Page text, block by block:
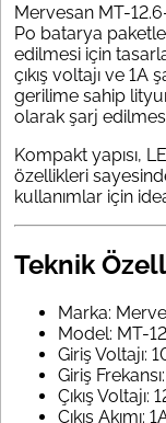
Mervesan MT-
Po batarya
edilmesi için
çıkış voltajı ve 1A
gerilime sahip
olarak şarj
Kompakt yapısı,
özellikleri
kullanımlar için
Teknik
Marka:
Model: MT-
Giriş Voltajı:
Giriş
Çıkış Voltajı:
Çıkış Akımı: